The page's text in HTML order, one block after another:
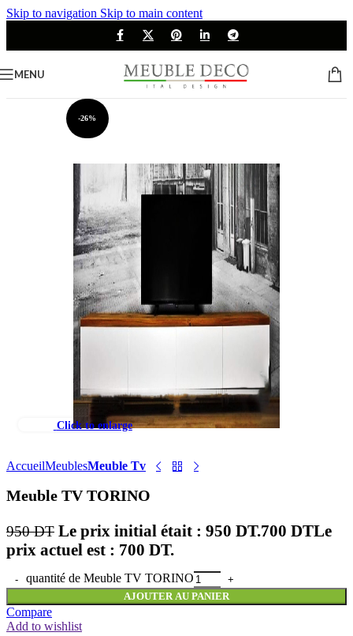
Skip to navigation Skip to main content
MENU
-26%
Click to enlarge
AccueilMeublesMeuble Tv
Meuble TV TORINO
950DT Le prix initial était : 950 DT.700 DTLe
prix actuel est : 700 DT.
quantité de Meuble TV TORINO
AJOUTER AU PANIER
Compare
Add to wishlist